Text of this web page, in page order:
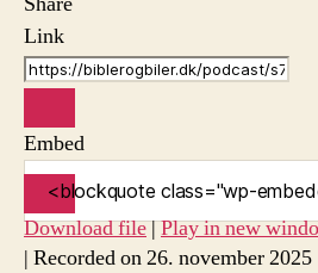
Link
Embed
Download file|Play in new
| Recorded on 26. november 2025